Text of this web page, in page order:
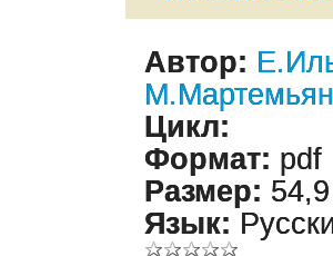
Автор:
Цикл:
Формат: pdf
Размер:
Язык: